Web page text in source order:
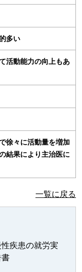
多い
活動能力の向上もあ
徐々に活動量を増加
結果により主治医に
一覧に戻る
疾患の就労実
書